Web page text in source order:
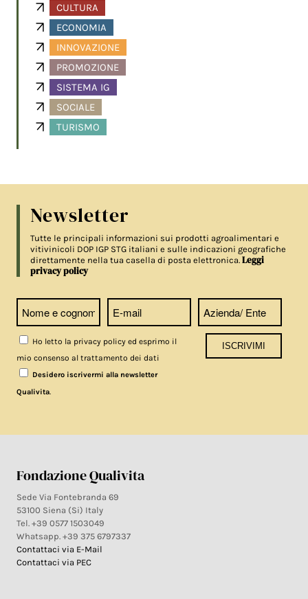
CULTURA
ECONOMIA
INNOVAZIONE
PROMOZIONE
SISTEMA IG
SOCIALE
TURISMO
Newsletter
Tutte le principali informazioni sui prodotti agroalimentari e
vitivinicoli DOP IGP STG italiani e sulle indicazioni geografiche
direttamente nella tua casella di posta elettronica.Leggi
privacy policy
Ho letto la privacy policy ed esprimo il
mio consenso al trattamento dei dati
Desidero iscrivermi alla newsletter
Qualivita
Fondazione Qualivita
Sede Via Fontebranda 69
53100 Siena (Si) Italy
Tel. +39 0577 1503049
Whatsapp. +39 375 6797337
Contattaci via E-Mail
Contattaci via PEC